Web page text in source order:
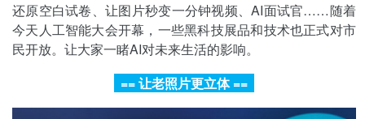
还原空白试卷、让图片秒变一分钟视频、AI面试官……随着
今天人工智能大会开幕，一些黑科技展品和技术也正式对市
民开放。让大家一睹AI对未来生活的影响。
== 让老照片更立体 ==